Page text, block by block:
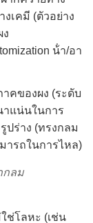
เคมี (ตัวอย่าง
น้ํา/อา
คของผง (ระดับ
แน่นในการ
ปร่าง (ทรงกลม
ารถในการไหล)
กลม
ช่โลหะ (เช่น